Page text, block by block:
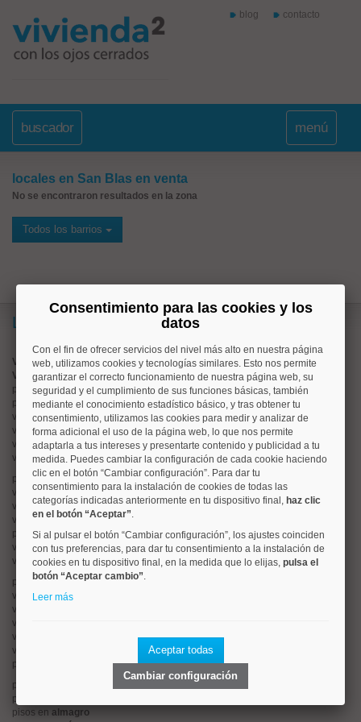
blog contacto
buscador menú
locales en San Blas en venta
No se encontraron resultados en la zona
Todos los barrios
Lo más buscado
Valorar vivienda online
Vender piso
pisos enchamberí
pisos enmoncloa
viviendas enargüelles
viviendas entetuán
viviendas encuatro caminos
viviendas en chamartín
pisos enrios rosas
viviendas enprosperidad
viviendas enhispanoamerica
viviendas enciudad lineal
pisos en salamanca
viviendas encentro
viviendas ensol
pisos enciudad jardín
viviendas enretiro
viviendas en
viviendas en
viviendas en
viviendas en
pisos en
pisos en
pisos en
pisos en almagro
Consentimiento para las cookies y los
datos
Con el fin de ofrecer servicios del nivel más alto en nuestra página
web, utilizamos cookies y tecnologías similares. Esto nos permite
garantizar el correcto funcionamiento de nuestra página web, su
seguridad y el cumplimiento de sus funciones básicas, también
mediante el conocimiento estadístico básico, y tras obtener tu
consentimiento, utilizamos las cookies para medir y analizar de
forma adicional el uso de la página web, lo que nos permite
adaptarla a tus intereses y presentarte contenido y publicidad a tu
medida. Puedes cambiar la configuración de cada cookie haciendo
clic en el botón “Cambiar configuración”. Para dar tu
consentimiento para la instalación de cookies de todas las
categorías indicadas anteriormente en tu dispositivo final, haz clic
en el botón “Aceptar”.
Si al pulsar el botón “Cambiar configuración”, los ajustes coinciden
con tus preferencias, para dar tu consentimiento a la instalación de
cookies en tu dispositivo final, en la medida que lo elijas, pulsa el
botón “Aceptar cambio”.
Leer más
Aceptar todas
Cambiar configuración